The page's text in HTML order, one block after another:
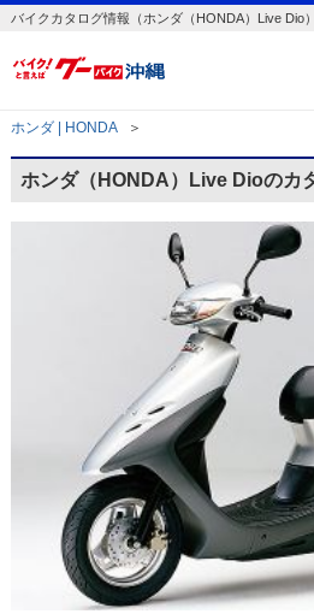
バイクカタログ情報（ホンダ（HONDA）Live Dio）
ホンダ | HONDA ＞
ホンダ（HONDA）Live Dioのカ